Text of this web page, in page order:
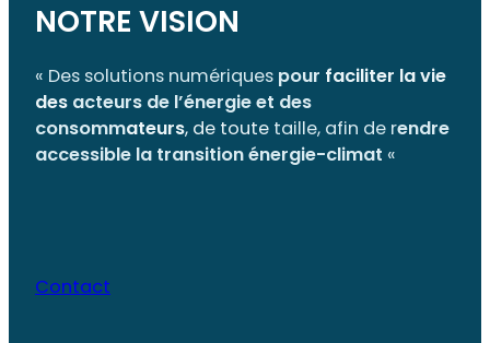
NOTRE VISION
« Des solutions numériques pour faciliter la vie
des acteurs de l’énergie et des
consommateurs, de toute taille, afin de rendre
accessible la transition énergie-climat «
Contact